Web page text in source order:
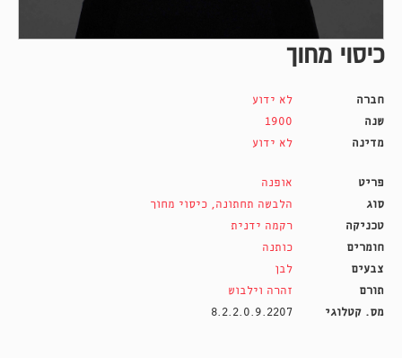
כיסוי מחוך
חברה
לא ידוע
שנה
1900
מדינה
לא ידוע
פריט
אופנה
סוג
הלבשה תחתונה, כיסוי מחוך
טכניקה
רקמה ידנית
חומרים
כותנה
צבעים
לבן
תורם
זהרה וילבוש
מס. קטלוגי
8.2.2.0.9.2207